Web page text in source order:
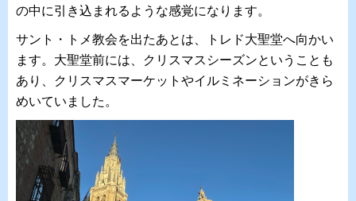
の中に引き込まれるような感覚になります。
サント・トメ教会を出たあとは、トレド大聖堂へ向かい
ます。大聖堂前には、クリスマスシーズンということも
あり、クリスマスマーケットやイルミネーションがきら
めいていました。